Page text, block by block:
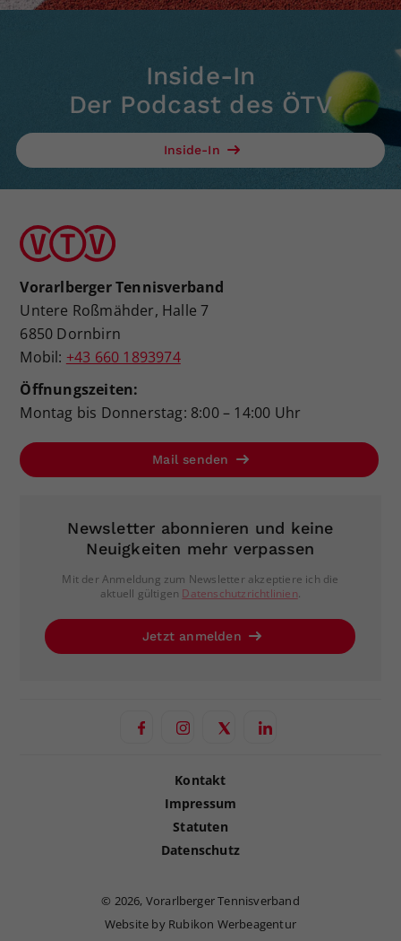
Inside-In
Der Podcast des ÖTV
Inside-In
Vorarlberger Tennisverband
Untere Roßmähder, Halle 7
6850 Dornbirn
Mobil: +43 660 1893974
Öffnungszeiten:
Montag bis Donnerstag: 8:00 – 14:00 Uhr
Mail senden
Newsletter abonnieren und keine
Neuigkeiten mehr verpassen
Mit der Anmeldung zum Newsletter akzeptiere ich die
aktuell gültigen Datenschutzrichtlinien.
Jetzt anmelden
Kontakt
Impressum
Statuten
Datenschutz
© 2026, Vorarlberger Tennisverband
Website by Rubikon Werbeagentur